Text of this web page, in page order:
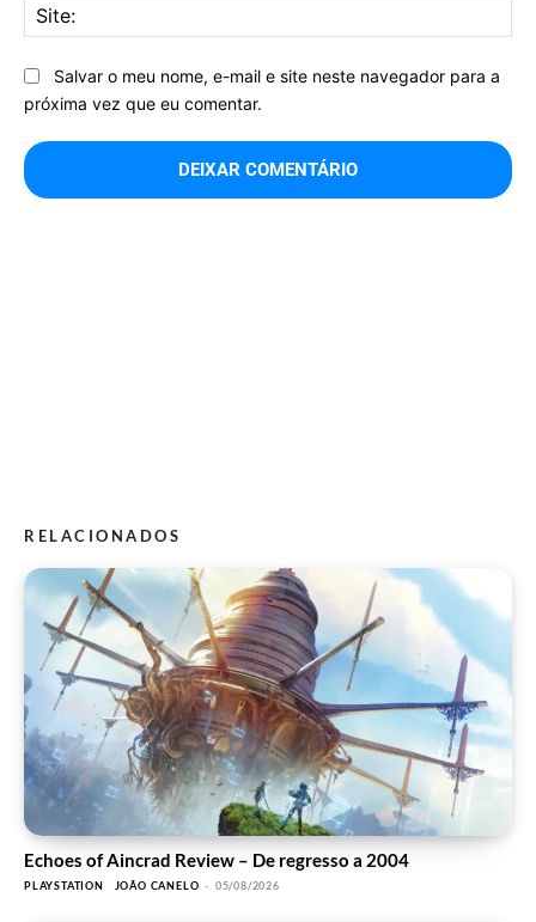
Salvar o meu nome, e-mail e site neste navegador para a
próxima vez que eu comentar.
RELACIONADOS
Echoes of Aincrad Review – De regresso a 2004
PLAYSTATION JOÃO CANELO - 05/08/2026